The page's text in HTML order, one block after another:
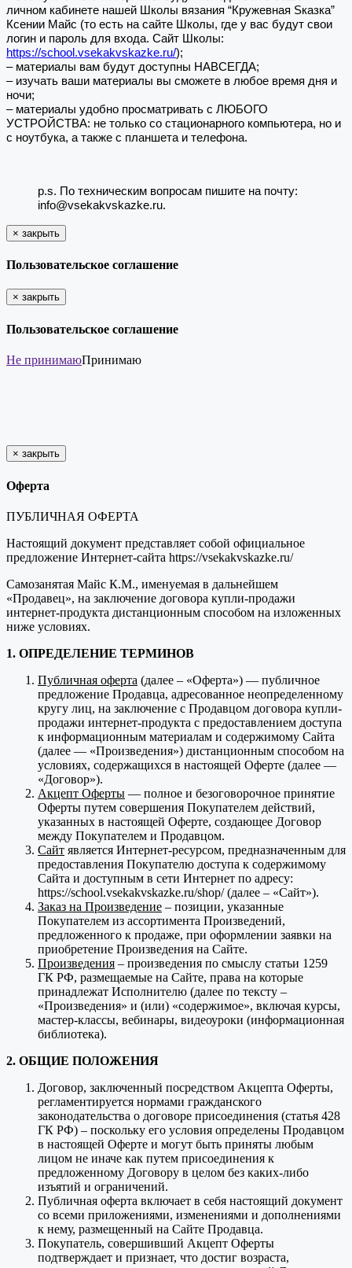
личном кабинете нашей Школы вязания “Кружевная Sказка”
Ксении Майс (то есть на сайте Школы, где у вас будут свои
логин и пароль для входа. Сайт Школы:
https://school.vsekakvskazke.ru/);
– материалы вам будут доступны НАВСЕГДА;
– изучать ваши материалы вы сможете в любое время дня и
ночи;
– материалы удобно просматривать с ЛЮБОГО
УСТРОЙСТВА: не только со стационарного компьютера, но и
с ноутбука, а также с планшета и телефона.
p.s. По техническим вопросам пишите на почту:
info@vsekakvskazke.ru.
× закрыть
Пользовательское соглашение
× закрыть
Пользовательское соглашение
Не принимаюПринимаю
× закрыть
Оферта
ПУБЛИЧНАЯ ОФЕРТА
Настоящий документ представляет собой официальное
предложение Интернет-сайта https://vsekakvskazke.ru/
Самозанятая Майс К.М., именуемая в дальнейшем
«Продавец», на заключение договора купли-продажи
интернет-продукта дистанционным способом на изложенных
ниже условиях.
1. ОПРЕДЕЛЕНИЕ ТЕРМИНОВ
Публичная оферта (далее – «Оферта») — публичное
предложение Продавца, адресованное неопределенному
кругу лиц, на заключение с Продавцом договора купли-
продажи интернет-продукта с предоставлением доступа
к информационным материалам и содержимому Сайта
(далее — «Произведения») дистанционным способом на
условиях, содержащихся в настоящей Оферте (далее —
«Договор»).
Акцепт Оферты — полное и безоговорочное принятие
Оферты путем совершения Покупателем действий,
указанных в настоящей Оферте, создающее Договор
между Покупателем и Продавцом.
Сайт является Интернет-ресурсом, предназначенным для
предоставления Покупателю доступа к содержимому
Сайта и доступным в сети Интернет по адресу:
https://school.vsekakvskazke.ru/shop/ (далее – «Сайт»).
Заказ на Произведение – позиции, указанные
Покупателем из ассортимента Произведений,
предложенного к продаже, при оформлении заявки на
приобретение Произведения на Сайте.
Произведения – произведения по смыслу статьи 1259
ГК РФ, размещаемые на Сайте, права на которые
принадлежат Исполнителю (далее по тексту –
«Произведения» и (или) «содержимое», включая курсы,
мастер-классы, вебинары, видеоуроки (информационная
библиотека).
2. ОБЩИЕ ПОЛОЖЕНИЯ
Договор, заключенный посредством Акцепта Оферты,
регламентируется нормами гражданского
законодательства о договоре присоединения (статья 428
ГК РФ) – поскольку его условия определены Продавцом
в настоящей Оферте и могут быть приняты любым
лицом не иначе как путем присоединения к
предложенному Договору в целом без каких-либо
изъятий и ограничений.
Публичная оферта включает в себя настоящий документ
со всеми приложениями, изменениями и дополнениями
к нему, размещенный на Сайте Продавца.
Покупатель, совершивший Акцепт Оферты
подтверждает и признает, что достиг возраста,